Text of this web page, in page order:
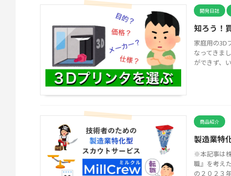
開発日誌
知ろう！
家庭用の3D
なってきま
ができず、
商品紹介
製造業特
※本記事は
職』を考え
の２０２３